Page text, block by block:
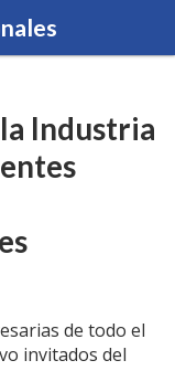
Industria
de todo el
invitados del